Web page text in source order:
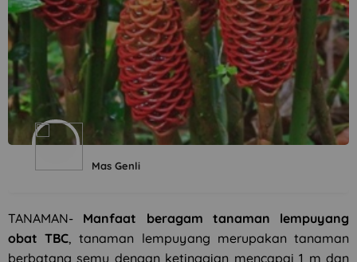
Mas Genli
TANAMAN- Manfaat beragam tanaman lempuyang
obat TBC, tanaman lempuyang merupakan tanaman
berbatang semu dengan ketinggian mencapai 1 m dan